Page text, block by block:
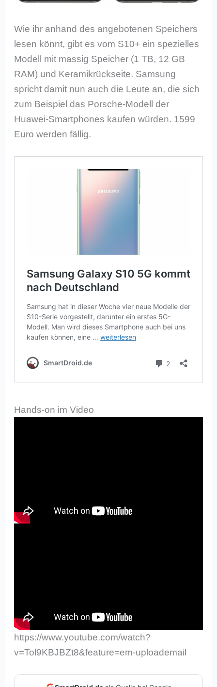
Wie ihr anhand des angebotenen Speichers
lesen könnt, gibt es vom S10+ ein spezielles
Modell mit massig Speicher (1 TB, 12 GB
RAM) und Keramikrückseite. Samsung
spricht damit nun auch die Leute an, die sich
zum Beispiel das Porsche-Modell der
Huawei-Smartphones kaufen würden. 1599
Euro werden fällig.
Hands-on im Video
https://www.youtube.com/watch?
v=Tol9KBJBZt8&feature=em-uploademail